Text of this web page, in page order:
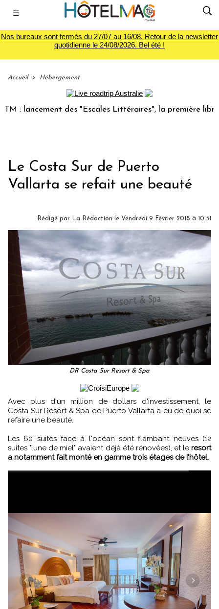
☰
Nos bureaux sont fermés du 27/07 au 16/08. Retour de la newsletter
quotidienne le 24/08/2026. Bel été !
Accueil > Hébergement
lancement des "Escales Littéraires", la première librairie
Le Costa Sur de Puerto
Vallarta se refait une beauté
Rédigé par La Rédaction le Vendredi 9 Février 2018 à 10:51
DR Costa Sur Resort & Spa
Avec plus d'un million de dollars d'investissement, le
Costa Sur Resort & Spa de Puerto Vallarta a eu de quoi se
refaire une beauté.
Les 60 suites face à l'océan sont flambant neuves (12
suites "lune de miel" avaient déjà été rénovées), et le resort
a notamment fait monté en gamme trois étages de l’hôtel.